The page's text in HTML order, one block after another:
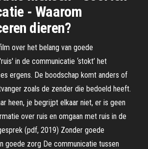
- Waarom
dieren?
over het belang van goede
in de communicatie ‘stokt’ het
ergens. De boodschap komt anders of
zoals de zender die bedoeld heeft.
heen, je begrijpt elkaar niet, er is geen
over ruis en omgaan met ruis in de
(pdf, 2019) Zonder goede
goede zorg De communicatie tussen